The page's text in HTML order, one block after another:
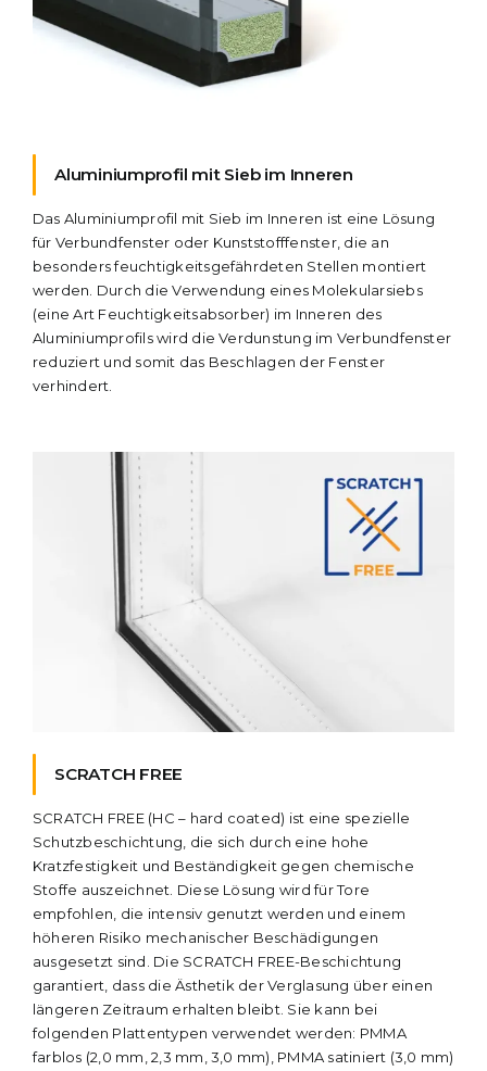
Aluminiumprofil mit Sieb im Inneren
Das Aluminiumprofil mit Sieb im Inneren ist eine Lösung
für Verbundfenster oder Kunststofffenster, die an
besonders feuchtigkeitsgefährdeten Stellen montiert
werden. Durch die Verwendung eines Molekularsiebs
(eine Art Feuchtigkeitsabsorber) im Inneren des
Aluminiumprofils wird die Verdunstung im Verbundfenster
reduziert und somit das Beschlagen der Fenster
verhindert.
SCRATCH FREE
SCRATCH FREE (HC – hard coated) ist eine spezielle
Schutzbeschichtung, die sich durch eine hohe
Kratzfestigkeit und Beständigkeit gegen chemische
Stoffe auszeichnet. Diese Lösung wird für Tore
empfohlen, die intensiv genutzt werden und einem
höheren Risiko mechanischer Beschädigungen
ausgesetzt sind. Die SCRATCH FREE-Beschichtung
garantiert, dass die Ästhetik der Verglasung über einen
längeren Zeitraum erhalten bleibt. Sie kann bei
folgenden Plattentypen verwendet werden: PMMA
farblos (2,0 mm, 2,3 mm, 3,0 mm), PMMA satiniert (3,0 mm)